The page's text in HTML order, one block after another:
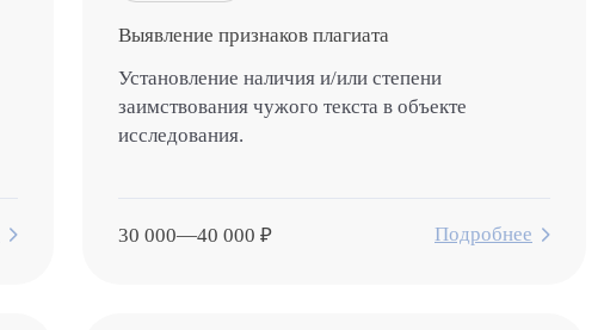
Выявление признаков плагиата
Установление наличия и/или степени
заимствования чужого текста в объекте
исследования.
30 000—40 000 ₽ Подробнее